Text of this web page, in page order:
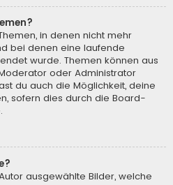
in denen nicht mehr
bei denen eine laufende
wurde. Themen können aus
oder Administrator
du auch die Möglichkeit, deine
sofern dies durch die Board-
ausgewählte Bilder, welche